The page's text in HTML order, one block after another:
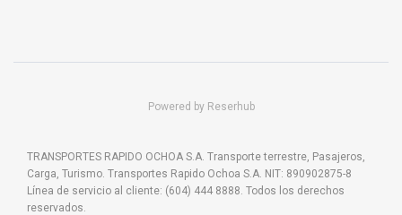
Powered by Reserhub
TRANSPORTES RAPIDO OCHOA S.A. Transporte terrestre, Pasajeros,
Carga, Turismo. Transportes Rapido Ochoa S.A. NIT: 890902875-8
Línea de servicio al cliente: (604) 444 8888. Todos los derechos
reservados.